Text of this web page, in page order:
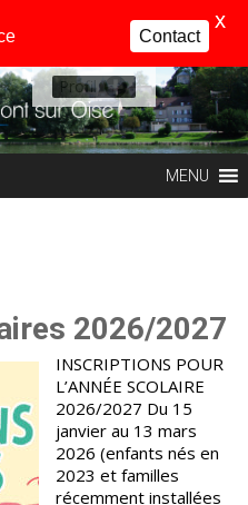
Profil
MENU
2026/2027
INSCRIPTIONS POUR
L’ANNÉE SCOLAIRE
2026/2027 Du 15
janvier au 13 mars
2026 (enfants nés en
2023 et familles
récemment installées
Contact
X